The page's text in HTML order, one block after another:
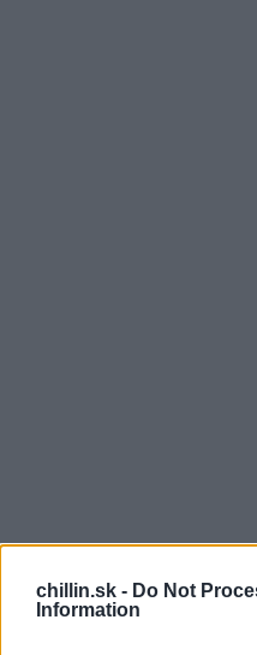
chillin.sk - Do Not
Information